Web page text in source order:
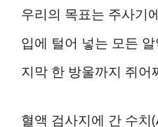
우리의 목표는 주사기
입에 털어 넣는 모든
지막 한 방울까지 쥐어
혈액 검사지에 간 수치